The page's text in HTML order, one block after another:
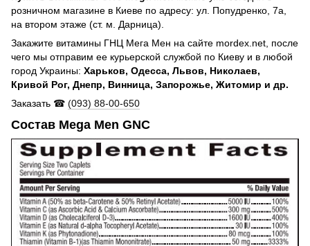
розничном магазине в Киеве по адресу: ул. Попудренко, 7а,
на втором этаже (ст. м. Дарница).
Закажите витамины ГНЦ Мега Мен на сайте mordex.net, после
чего мы отправим ее курьерской службой по Киеву и в любой
город Украины: Харьков, Одесса, Львов, Николаев,
Кривой Рог, Днепр, Винница, Запорожье, Житомир и др.
Заказать ☎ (093) 88-00-650
Состав Mega Men GNC